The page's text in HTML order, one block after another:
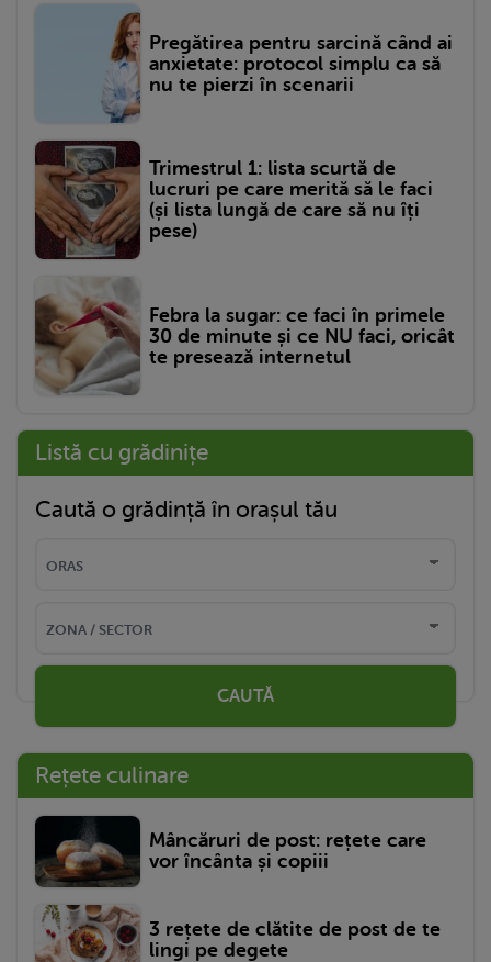
Pregătirea pentru sarcină când ai
anxietate: protocol simplu ca să
nu te pierzi în scenarii
Trimestrul 1: lista scurtă de
lucruri pe care merită să le faci
(și lista lungă de care să nu îți
pese)
Febra la sugar: ce faci în primele
30 de minute și ce NU faci, oricât
te presează internetul
Listă cu grădinițe
Caută o grădință în orașul tău
CAUTĂ
Rețete culinare
Mâncăruri de post: rețete care
vor încânta și copiii
3 rețete de clătite de post de te
lingi pe degete